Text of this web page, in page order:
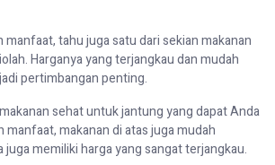
manfaat,tahujugasatudarisekianmakanan
.Harganyayangterjangkaudanmudah
pertimbanganpenting.
makanansehatuntukjantungyangdapatAnda
manfaat,makanandiatasjugamudah
jugamemilikihargayang sangatterjangkau.